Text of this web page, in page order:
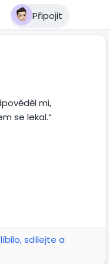
Připojit
mi,
se lekal.“
ve mně vyvolává
minulost. Chci
úzkosti a strachu
můj život nemůže
sdílejte a